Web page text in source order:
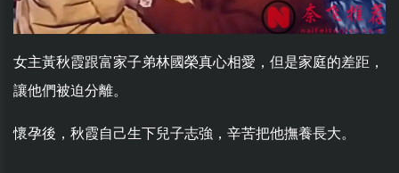
女主黃秋霞跟富家子弟林國榮真心相愛，但是家庭的差距，
讓他們被迫分離。
懷孕後，秋霞自己生下兒子志強，辛苦把他撫養長大。